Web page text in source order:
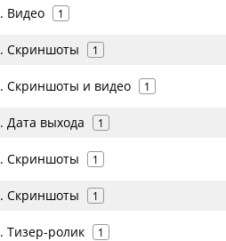
Видео 1
Скриншоты 1
Скриншоты и видео 1
Дата выхода 1
Скриншоты 1
Скриншоты 1
Тизер-ролик 1